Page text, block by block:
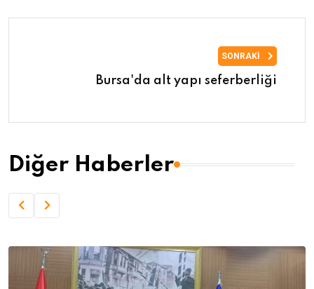
SONRAKI
Bursa'da alt yapı seferberliği
Diğer Haberler